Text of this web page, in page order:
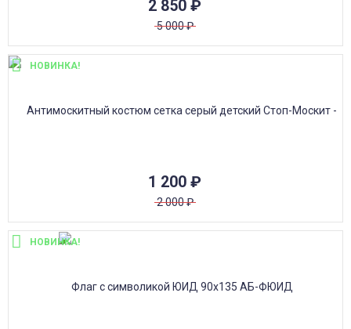
2 850 ₽
5 000₽
1 200 ₽
2 000₽
НОВИНКА!
НОВИНКА!